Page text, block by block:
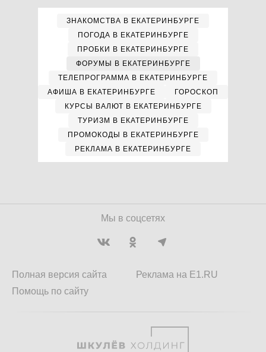
ЗНАКОМСТВА В ЕКАТЕРИНБУРГЕ
ПОГОДА В ЕКАТЕРИНБУРГЕ
ПРОБКИ В ЕКАТЕРИНБУРГЕ
ФОРУМЫ В ЕКАТЕРИНБУРГЕ
ТЕЛЕПРОГРАММА В ЕКАТЕРИНБУРГЕ
АФИША В ЕКАТЕРИНБУРГЕ
ГОРОСКОП
КУРСЫ ВАЛЮТ В ЕКАТЕРИНБУРГЕ
ТУРИЗМ В ЕКАТЕРИНБУРГЕ
ПРОМОКОДЫ В ЕКАТЕРИНБУРГЕ
РЕКЛАМА В ЕКАТЕРИНБУРГЕ
Мы в соцсетях
Полная версия сайта
Помощь по сайту
Реклама на E1.RU